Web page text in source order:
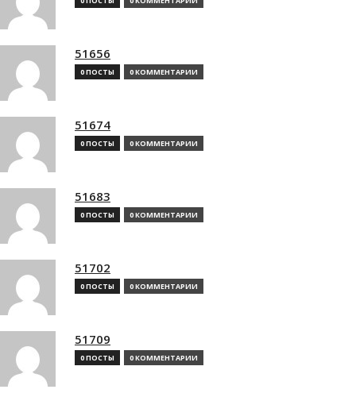
51656
0 ПОСТЫ 0 КОММЕНТАРИИ
51674
0 ПОСТЫ 0 КОММЕНТАРИИ
51683
0 ПОСТЫ 0 КОММЕНТАРИИ
51702
0 ПОСТЫ 0 КОММЕНТАРИИ
51709
0 ПОСТЫ 0 КОММЕНТАРИИ